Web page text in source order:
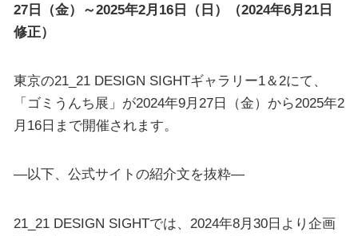
27日（金）～2025年2月16日（日）（2024年6月21日
修正）
東京の21_21 DESIGN SIGHTギャラリー1＆2にて、
「ゴミうんち展」が2024年9月27日（金）から2025年2
月16日まで開催されます。
—以下、公式サイトの紹介文を抜粋—
21_21 DESIGN SIGHTでは、2024年8月30日より企画